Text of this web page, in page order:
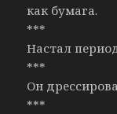
как бумага.
***
Настал
***
Он
***